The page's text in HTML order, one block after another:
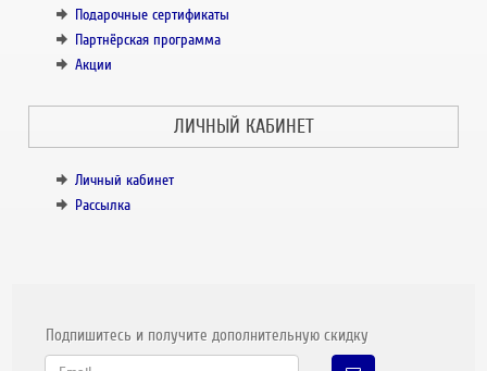
Подарочные сертификаты
Партнёрская программа
Акции
ЛИЧНЫЙ КАБИНЕТ
Личный кабинет
Рассылка
Подпишитесь и получите дополнительную скидку